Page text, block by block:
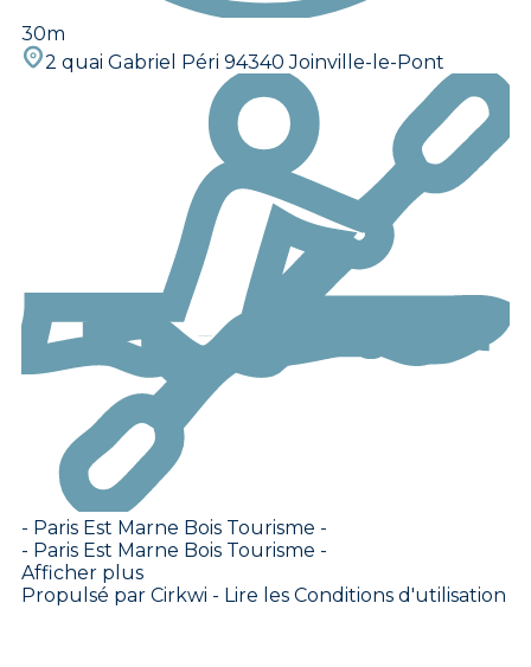
30m
2 quai Gabriel Péri 94340 Joinville-le-Pont
- Paris Est Marne Bois Tourisme -
- Paris Est Marne Bois Tourisme -
Afficher plus
Propulsé par Cirkwi - Lire les Conditions d'utilisation